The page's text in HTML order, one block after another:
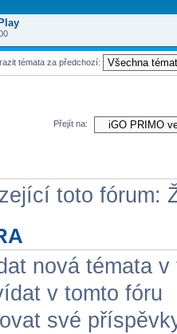
témata za předchozí:
Přejít na:
toto fórum:
nová témata v
v tomto fóru
své